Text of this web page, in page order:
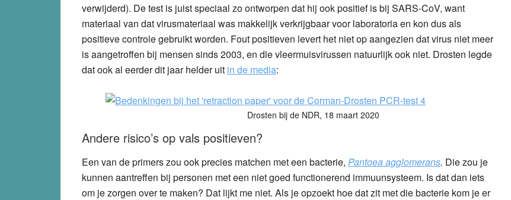
verwijderd). De test is juist speciaal zo ontworpen dat hij ook positief is bij SARS-CoV, want
materiaal van dat virusmateriaal was makkelijk verkrijgbaar voor laboratoria en kon dus als
positieve controle gebruikt worden. Fout positieven levert het niet op aangezien dat virus niet meer
is aangetroffen bij mensen sinds 2003, en die vleermuisvirussen natuurlijk ook niet. Drosten legde
dat ook al eerder dit jaar helder uit in de media:
Drosten bij de NDR, 18 maart 2020
Andere risico’s op vals positieven?
Een van de primers zou ook precies matchen met een bacterie, Pantoea agglomerans. Die zou je
kunnen aantreffen bij personen met een niet goed functionerend immuunsysteem. Is dat dan iets
om je zorgen over te maken? Dat lijkt me niet. Als je opzoekt hoe dat zit met die bacterie kom je er